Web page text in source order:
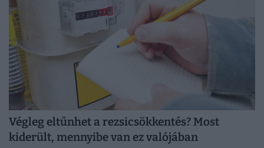
Végleg eltűnhet a rezsicsökkentés? Most
kiderült, mennyibe van ez valójában